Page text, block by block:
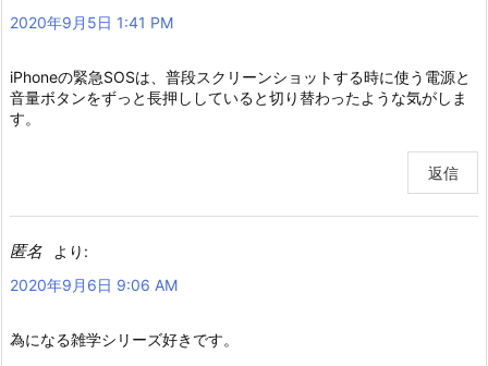
2020年9月5日 1:41 PM
iPhoneの緊急SOSは、普段スクリーンショットする時に使う電源と
音量ボタンをずっと長押ししていると切り替わったような気がしま
す。
返信
匿名
より:
2020年9月6日 9:06 AM
為になる雑学シリーズ好きです。